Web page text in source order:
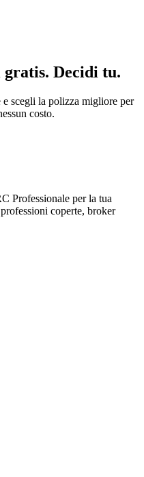
Decidi tu.
scegli la polizza migliore per
costo.
Professionale per la tua
coperte, broker